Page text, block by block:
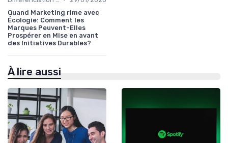
Quand Marketing rime avec
Écologie: Comment les
Marques Peuvent-Elles
Prospérer en Mise en avant
des Initiatives Durables?
À lire aussi